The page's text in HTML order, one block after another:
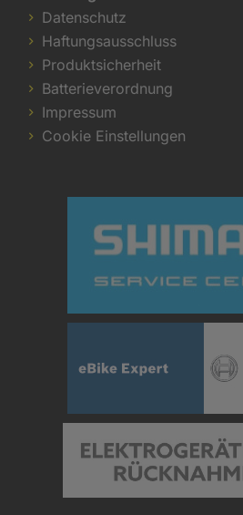
Datenschutz
Haftungsausschluss
Produktsicherheit
Batterieverordnung
Impressum
Cookie Einstellungen